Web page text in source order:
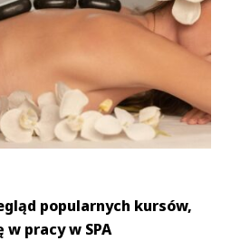
popularnych kursów,
pracy w SPA